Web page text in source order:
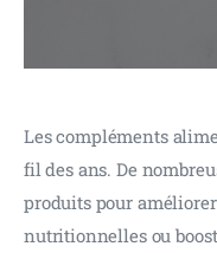
Les compléments
fil des ans. De
produits pour
nutritionnelles ou